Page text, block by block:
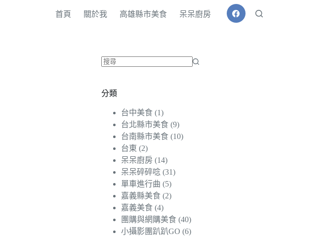
首頁 關於我 高雄縣市美食 呆呆廚房
到
分類
台中美食 (1)
台北縣市美食 (9)
台南縣市美食 (10)
台東 (2)
呆呆廚房 (14)
呆呆碎碎唸 (31)
單車進行曲 (5)
嘉義縣美食 (2)
嘉義美食 (4)
團購與網購美食 (40)
小攝影團趴趴GO (6)